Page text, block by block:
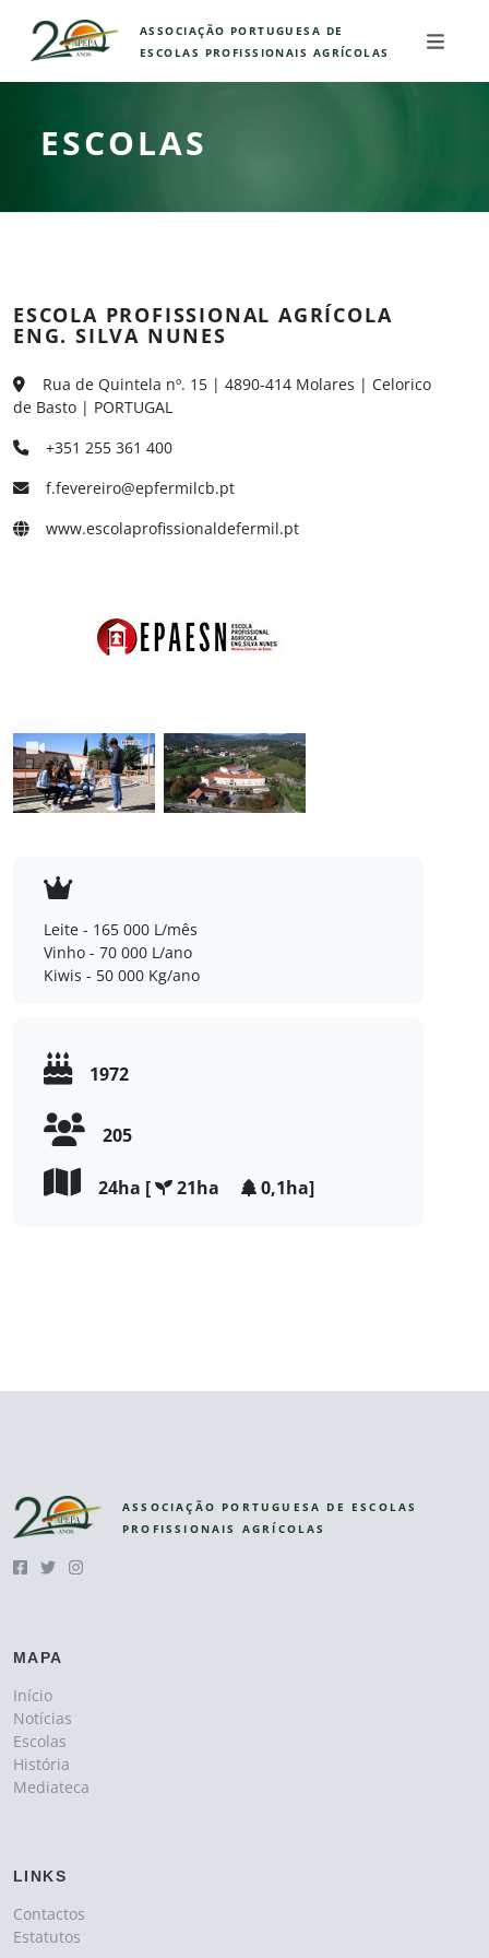
ASSOCIAÇÃO PORTUGUESA DE
ESCOLAS PROFISSIONAIS AGRÍCOLAS
ESCOLAS
ESCOLA PROFISSIONAL AGRÍCOLA
ENG. SILVA NUNES
Rua de Quintela nº. 15 | 4890-414 Molares | Celorico
de Basto | PORTUGAL
+351 255 361 400
f.fevereiro@epfermilcb.pt
www.escolaprofissionaldefermil.pt
Leite - 165 000 L/mês
Vinho - 70 000 L/ano
Kiwis - 50 000 Kg/ano
1972
205
24ha [ 21ha 0,1ha]
ASSOCIAÇÃO PORTUGUESA DE ESCOLAS
PROFISSIONAIS AGRÍCOLAS
MAPA
Início
Notícias
Escolas
História
Mediateca
LINKS
Contactos
Estatutos